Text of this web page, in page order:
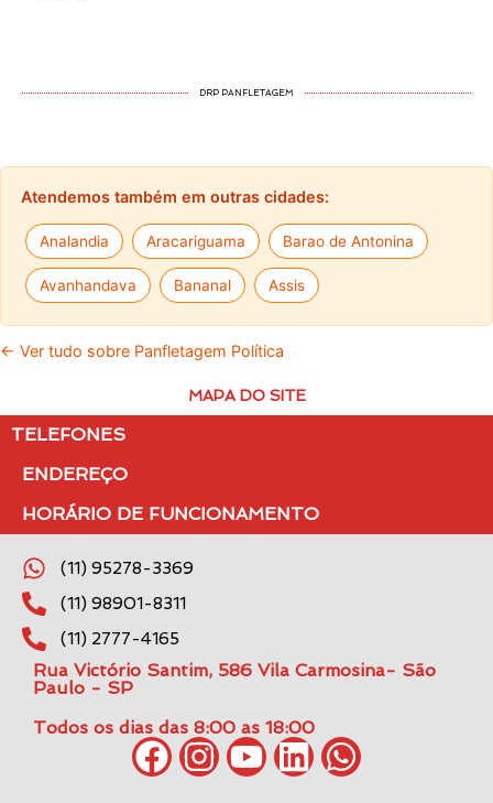
DRP PANFLETAGEM
Atendemos também em outras cidades:
Analandia Aracariguama Barao de Antonina
Avanhandava Bananal Assis
← Ver tudo sobre Panfletagem Política
MAPA DO SITE
TELEFONES
ENDEREÇO
HORÁRIO DE FUNCIONAMENTO
(11) 95278-3369
(11) 98901-8311
(11) 2777-4165
Rua Victório Santim, 586 Vila Carmosina- São
Paulo - SP
Todos os dias das 8:00 as 18:00